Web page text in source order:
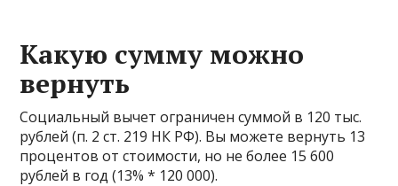
Какую сумму можно
вернуть
Социальный вычет ограничен суммой в 120 тыс.
рублей (п. 2 ст. 219 НК РФ). Вы можете вернуть 13
процентов от стоимости, но не более 15 600
рублей в год (13% * 120 000).